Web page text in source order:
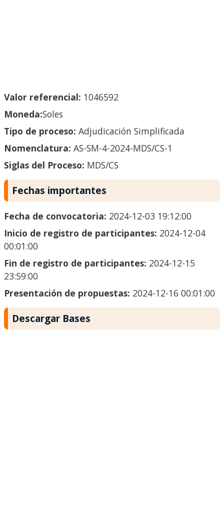
Valor referencial: 1046592
Moneda:Soles
Tipo de proceso: Adjudicación Simplificada
Nomenclatura: AS-SM-4-2024-MDS/CS-1
Siglas del Proceso: MDS/CS
Fechas importantes
Fecha de convocatoria: 2024-12-03 19:12:00
Inicio de registro de participantes: 2024-12-04
00:01:00
Fin de registro de participantes: 2024-12-15
23:59:00
Presentación de propuestas: 2024-12-16 00:01:00
Descargar Bases